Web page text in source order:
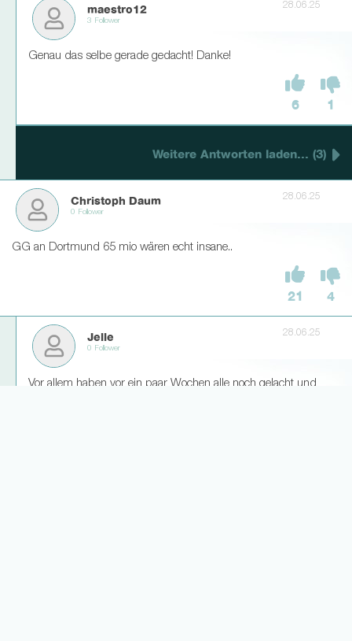
maestro12
3 Follower
28.06.25
Genau das selbe gerade gedacht! Danke!
6 1
Weitere Antworten laden... (3)
Christoph Daum
0 Follower
28.06.25
GG an Dortmund 65 mio wären echt insane..
21 4
Jelle
0 Follower
28.06.25
Vor allem haben vor ein paar Wochen alle noch gelacht und